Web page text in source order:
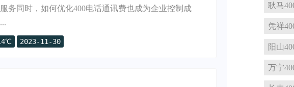
务同时，如何优化400电话通讯费也成为企业控制成
2023-11-30
耿马
凭祥
阳山
万宁